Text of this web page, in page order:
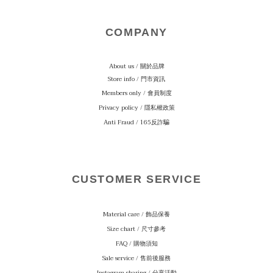
COMPANY
About us / 關於品牌
Store info / 門市資訊
Members only / 會員制度
Privacy policy / 隱私權政策
Anti Fraud / 165反詐騙
CUSTOMER SERVICE
Material care/ 飾品保養
Size chart / 尺寸參考
FAQ / 購物須知
Sale service / 售前後服務